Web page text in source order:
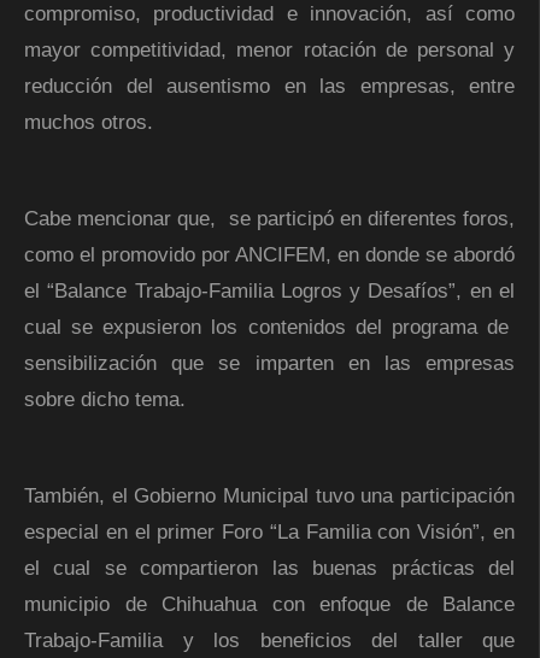
compromiso, productividad e innovación, así como
mayor competitividad, menor rotación de personal y
reducción del ausentismo en las empresas, entre
muchos otros.
Cabe mencionar que, se participó en diferentes foros,
como el promovido por ANCIFEM, en donde se abordó
el “Balance Trabajo-Familia Logros y Desafíos”, en el
cual se expusieron los contenidos del programa de
sensibilización que se imparten en las empresas
sobre dicho tema.
También, el Gobierno Municipal tuvo una participación
especial en el primer Foro “La Familia con Visión”, en
el cual se compartieron las buenas prácticas del
municipio de Chihuahua con enfoque de Balance
Trabajo-Familia y los beneficios del taller que